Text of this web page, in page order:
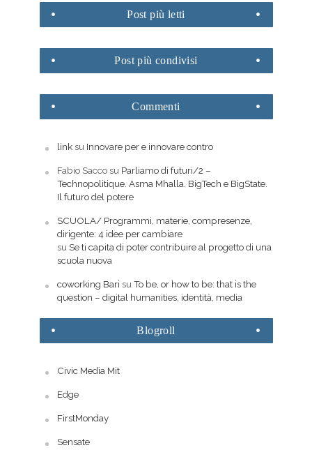
Postpiù letti
Postpiù condivisi
Commenti
linksu Innovare per e innovare contro
Fabio Saccosu Parliamo di futuri/2 –
Technopolitique. Asma Mhalla. BigTech e BigState.
Il futuro del potere
SCUOLA/ Programmi, materie, compresenze,
dirigente: 4 idee per cambiare
su Se ti capita di poter contribuire al progetto di una
scuola nuova
coworking Bari suTo be, or how to be: that is the
question – digital humanities, identità, media
Blogroll
Civic Media Mit
Edge
FirstMonday
Sensate